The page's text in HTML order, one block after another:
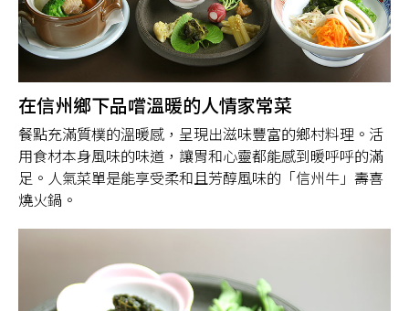
在信州鄉下品嚐溫暖的人情家常菜
餐點充滿質樸的溫暖感，呈現出滋味豐富的鄉村料理。活
用食材本身風味的味道，讓胃和心靈都能感到暖呼呼的滿
足。人氣菜單是能享受柔和且芳醇風味的「信州牛」壽喜
燒火鍋。